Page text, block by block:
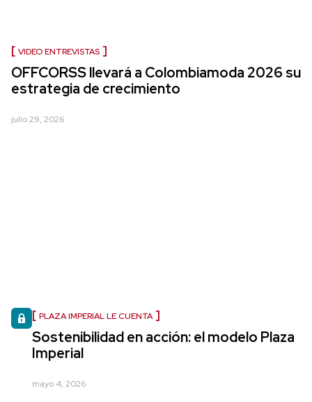
VIDEO ENTREVISTAS
OFFCORSS llevará a Colombiamoda 2026 su
estrategia de crecimiento
julio 29, 2026
PLAZA IMPERIAL LE CUENTA
Sostenibilidad en acción: el modelo Plaza
Imperial
mayo 4, 2026